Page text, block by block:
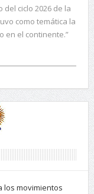
ciclo 2026 de la
como temática la
en el continente.”
los movimientos